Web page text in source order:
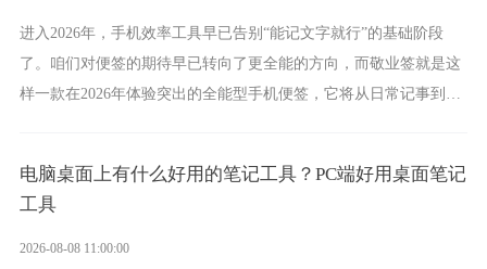
进入2026年，手机效率工具早已告别“能记文字就行”的基础阶段
了。咱们对便签的期待早已转向了更全能的方向，而敬业签就是这
样一款在2026年体验突出的全能型手机便签，它将从日常记事到时
电脑桌面上有什么好用的笔记工具？PC端好用桌面笔记
工具
2026-08-08 11:00:00